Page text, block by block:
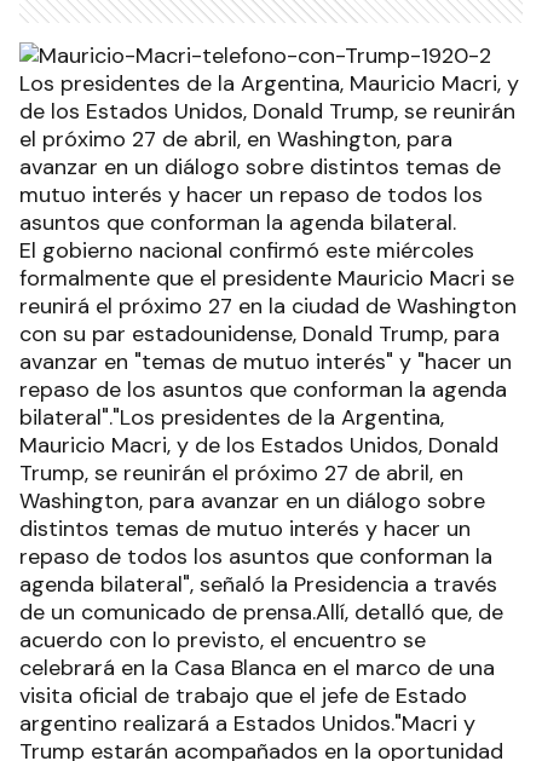
Los presidentes de la Argentina, Mauricio Macri, y
de los Estados Unidos, Donald Trump, se reunirán
el próximo 27 de abril, en Washington, para
avanzar en un diálogo sobre distintos temas de
mutuo interés y hacer un repaso de todos los
asuntos que conforman la agenda bilateral.
El gobierno nacional confirmó este miércoles
formalmente que el presidente Mauricio Macri se
reunirá el próximo 27 en la ciudad de Washington
con su par estadounidense, Donald Trump, para
avanzar en "temas de mutuo interés" y "hacer un
repaso de los asuntos que conforman la agenda
bilateral"."Los presidentes de la Argentina,
Mauricio Macri, y de los Estados Unidos, Donald
Trump, se reunirán el próximo 27 de abril, en
Washington, para avanzar en un diálogo sobre
distintos temas de mutuo interés y hacer un
repaso de todos los asuntos que conforman la
agenda bilateral", señaló la Presidencia a través
de un comunicado de prensa.Allí, detalló que, de
acuerdo con lo previsto, el encuentro se
celebrará en la Casa Blanca en el marco de una
visita oficial de trabajo que el jefe de Estado
argentino realizará a Estados Unidos."Macri y
Trump estarán acompañados en la oportunidad